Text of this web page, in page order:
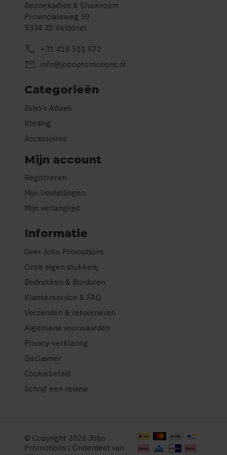
Bezoekadres & Showroom
Provincialeweg 59
5334 JD Velddriel
call +31 418 511 972
mail info@jobopromotions.nl
Categorieën
Jobo's Advies
Kleding
Accessoires
Mijn account
Registreren
Mijn bestellingen
Mijn verlanglijst
Informatie
Over Jobo Promotions
Onze eigen drukkerij
Bedrukken & Borduren
Klantenservice & FAQ
Verzenden & retourneren
Algemene voorwaarden
Privacy-verklaring
Disclaimer
Cookiebeleid
Schrijf een review
© Copyright 2026 Jobo
Promotions | Onderdeel van